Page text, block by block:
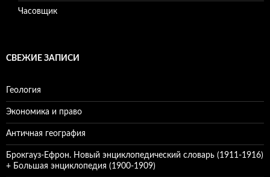
Часовщик
СВЕЖИЕ ЗАПИСИ
Геология
Экономика и право
Античная география
Брокгауз-Ефрон. Новый энциклопедический словарь (1911-1916)
+ Большая энциклопедия (1900-1909)